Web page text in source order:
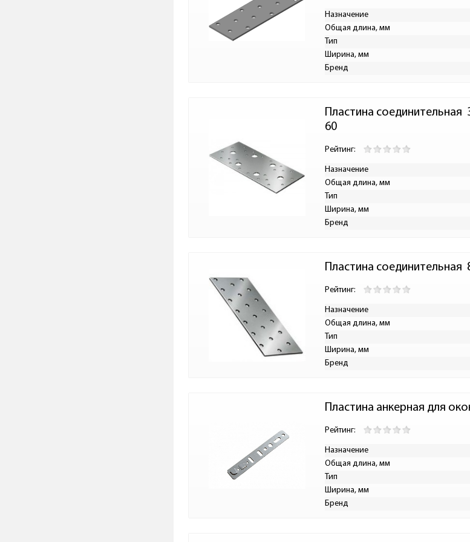
Назначение
Общая длина, мм
Тип
Ширина, мм
Бренд
Пластина соединительная
60
Рейтинг:
Назначение
Общая длина, мм
Тип
Ширина, мм
Бренд
Пластина соединительная
Рейтинг:
Назначение
Общая длина, мм
Тип
Ширина, мм
Бренд
Пластина анкерная для
Рейтинг:
Назначение
Общая длина, мм
Тип
Ширина, мм
Бренд